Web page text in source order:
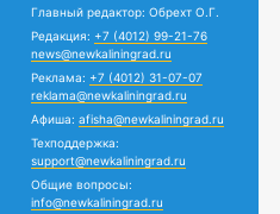
Главный редактор: Обрехт О.Г.
Редакция: +7 (4012) 99-21-76
news@newkaliningrad.ru
Реклама: +7 (4012) 31-07-07
reklama@newkaliningrad.ru
Афиша: afisha@newkaliningrad.ru
Техподдержка:
support@newkaliningrad.ru
Общие вопросы:
info@newkaliningrad.ru